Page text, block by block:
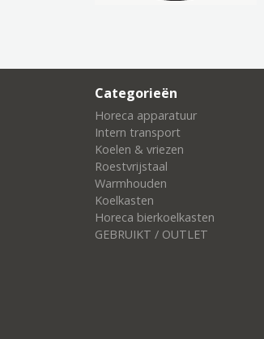
Categorieën
Horeca apparatuur
Intern transport
Koelen & vriezen
Roestvrijstaal
Warmhouden
Koelkasten
Horeca bierkoelkasten
GEBRUIKT / OUTLET